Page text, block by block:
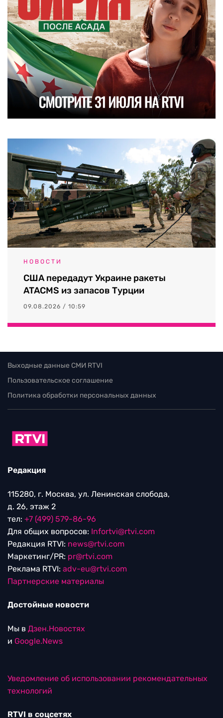
НОВОСТИ
США передадут Украине ракеты
ATACMS из запасов Турции
09.08.2026 / 10:59
Выходные данные СМИ RTVI
Пользовательское соглашение
Политика обработки персональных данных
Редакция
115280, г. Москва, ул. Ленинская слобода,
д. 26, этаж 2
тел: +7 (499) 579-86-96
Для общих вопросов: Infortvi@rtvi.com
Редакция RTVI: news@rtvi.com
Маркетинг/PR: pr@rtvi.com
Реклама RTVI: adv-eu@rtvi.com
Партнерские материалы
Достойные новости
Мы в Дзен.Новостях
и Google.News
Уведомление об использовании рекомендательных
технологий
RTVI в соцсетях